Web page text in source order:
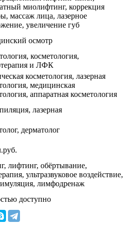
миолифтинг, коррекция
массаж лица, лазерное
увеличение губ
осмотр
косметология,
и ЛФК
косметология, лазерная
медицинская
аппаратная косметология
лазерная
дерматолог
лифтинг, обёртывание,
ультразвуковое воздействие,
лимфодренаж
доступно